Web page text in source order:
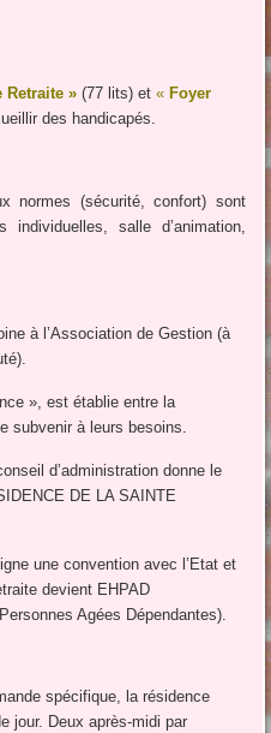
Retraite » (77 lits) et« Foyer
des handicapés.
normes (sécurité, confort) sont
salle d’animation,
à l’Association de Gestion (à
», est établie entre la
subvenir à leurs besoins.
d’administration donne le
DE LA SAINTE
une convention avec l’Etat et
devient EHPAD
Agées Dépendantes).
spécifique, la résidence
jour. Deux après-midi par